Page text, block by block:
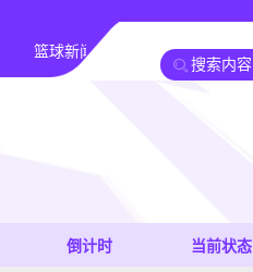
篮球新闻
倒计时 当前状态